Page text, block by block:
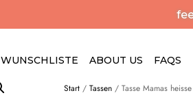
WUNSCHLISTE ABOUT US FAQS
Start/ Tassen/ Tasse Mamas